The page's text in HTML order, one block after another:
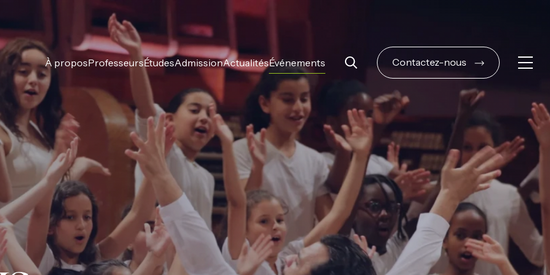
À proposProfesseursÉtudesAdmissionActualitésÉvénements
Rechercher
Contactez-nous